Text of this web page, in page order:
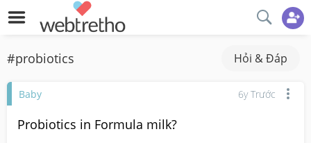
#probiotics Hỏi & Đáp
Baby 6y Trước
Probiotics in Formula milk?